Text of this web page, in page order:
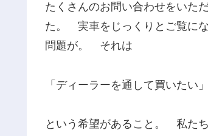
たくさんのお問い合わせをいた
た。 実車をじっくりとご覧に
問題が。 それは
「ディーラーを通して買いたい」
という希望があること。 私た